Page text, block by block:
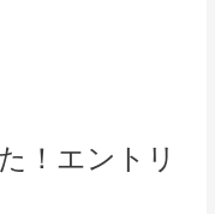
！エントリ